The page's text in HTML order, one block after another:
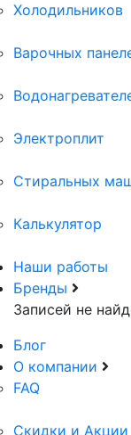
Холодильников
Варочных
Электроплит
Стиральных
Калькулятор
Наши работы
Бренды
Записей не
Блог
О компании
FAQ
Скидки и Акции